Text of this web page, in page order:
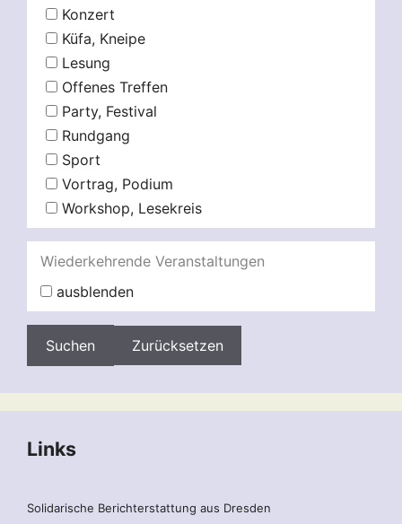
Konzert
Küfa, Kneipe
Lesung
Offenes Treffen
Party, Festival
Rundgang
Sport
Vortrag, Podium
Workshop, Lesekreis
Wiederkehrende Veranstaltungen
ausblenden
Zurücksetzen
Links
Solidarische Berichterstattung aus Dresden